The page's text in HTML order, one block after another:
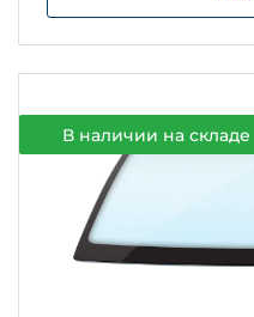
В наличии на складе